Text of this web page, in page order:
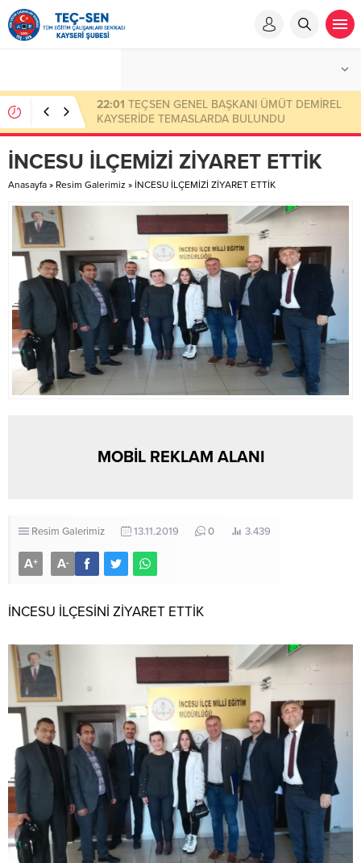
23:50 Eksik Ödenen Sendika Aidatının İade
Başvuru Evrakları
İNCESU İLÇEMİZİ ZİYARET ETTİK
Anasayfa » Resim Galerimiz » İNCESU İLÇEMİZİ ZİYARET ETTİK
MOBİL REKLAM ALANI
Resim Galerimiz 13.11.2019 0 3.439
A+ A-
İNCESU İLÇESİNİ ZİYARET ETTİK